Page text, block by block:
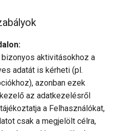
aktivitásokhoz a
adatát is kérheti (pl.
azonban ezek
az adatkezelésről
a Felhasználókat,
csak a megjelölt célra,